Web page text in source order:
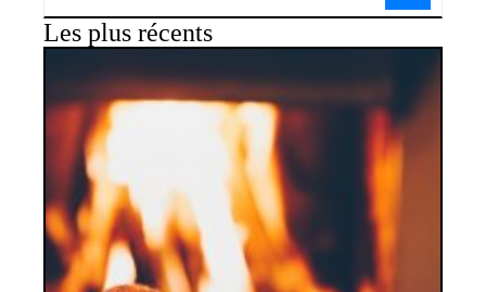
Les plus récents